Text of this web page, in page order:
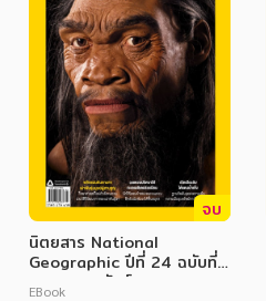
จบ
นิตยสาร National
Geographic ปีที่ 24 ฉบับที่
283 กุมภาพันธ์ 2568
EBook